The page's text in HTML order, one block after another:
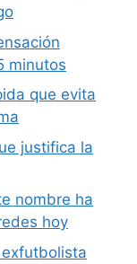
minutos
que evita
justifica la
nombre ha
hoy